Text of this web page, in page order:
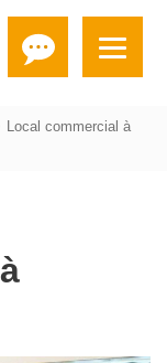
Local commercial à